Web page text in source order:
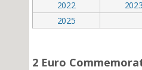
2022
2023
2025
2 Euro